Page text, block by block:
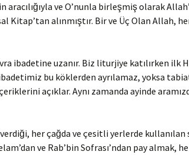
ve O’nunla birleşmiş olarak
Kitap’tan alınmıştır. Bir ve Üç Olan Allah,
ibadetine uzanır. Biz liturjiye katılırken ilk
bu köklerden ayrılamaz, yoksa
açıklar. Aynı zamanda ayinde
her çağda ve çesitli yerlerde kullanılan
ve Rab’bin Sofrası’ndan pay almak,